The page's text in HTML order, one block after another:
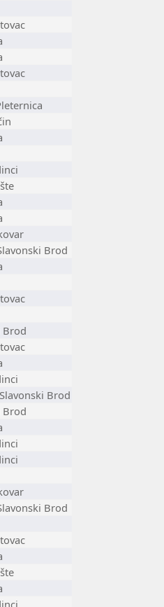
Brod
Brod
Brod
Brod
Brod